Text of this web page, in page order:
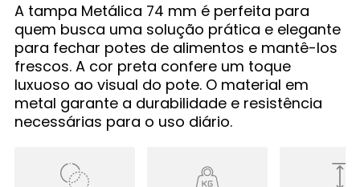
A tampa Metálica 74 mm é perfeita para
quem busca uma solução prática e elegante
para fechar potes de alimentos e mantê-los
frescos. A cor preta confere um toque
luxuoso ao visual do pote. O material em
metal garante a durabilidade e resistência
necessárias para o uso diário.